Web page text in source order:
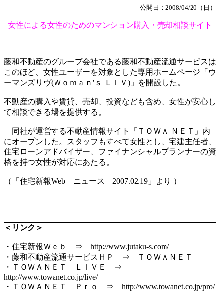
公開日：2008/04/20（日）
女性による女性のためのマンション購入・売却相談サイト
藤和不動産のグループ会社である藤和不動産流通サービスは
このほど、女性ユーザーを対象とした専用ホームページ「ウ
ーマンズリヴ(Ｗｏｍａｎ'ｓ ＬＩＶ)」を開設した。
不動産の購入や賃貸、売却、投資なども含め、女性が安心し
て相談できる場を提供する。
同社が運営する不動産情報サイト「ＴＯＷＡ ＮＥＴ」内
にオープンした。スタッフもすべて女性とし、宅建主任者、
住宅ローンアドバイザー、ファイナンシャルプランナーの資
格を持つ女性が対応にあたる。
（「住宅新報Web ニュース 2007.02.19」より ）
＜リンク＞
・住宅新報Ｗｅｂ ⇒ http://www.jutaku-s.com/
・藤和不動産流通サービスＨＰ ⇒
ＴＯＷＡＮＥＴ
・ＴＯＷＡＮＥＴ ＬＩＶＥ ⇒
http://www.towanet.co.jp/live/
・ＴＯＷＡＮＥＴ Ｐｒｏ ⇒ http://www.towanet.co.jp/pro/